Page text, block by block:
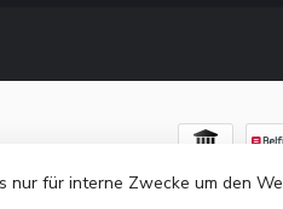
nur für interne Zwecke um den